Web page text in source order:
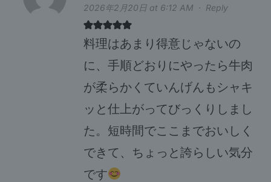
2026年2月20日 at 6:12 AM · Reply
料理はあまり得意じゃないの
に、手順どおりにやったら牛肉
が柔らかくていんげんもシャキ
ッと仕上がってびっくりしまし
た。短時間でここまでおいしく
できて、ちょっと誇らしい気分
です